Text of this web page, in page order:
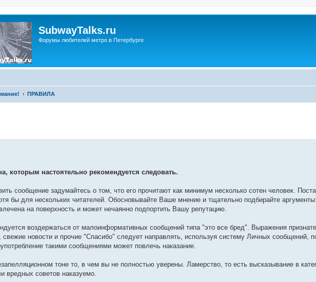
SubwayTalks.ru
Форумы любителей метро в Петербурге
ПРАВИЛА
которым настоятельно рекомендуется следовать.
сообщение задумайтесь о том, что его прочитают как минимум несколько сотен человек.
бы для нескольких читателей. Обосновывайте Ваше мнение и тщательно подбирайте
на поверхность и может нечаянно подпортить Вашу репутацию.
воздержаться от малоинформативных сообщений типа "это все бред". Выражения
новости и прочие "Спасибо" следует направлять, используя систему Личных сообщений,
такими сообщениями может повлечь наказание.
тоне то, в чем вы не полностью уверены. Ламерство, то есть высказывание в
вредных советов наказуемо.